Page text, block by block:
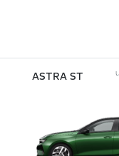
ASTRA ST